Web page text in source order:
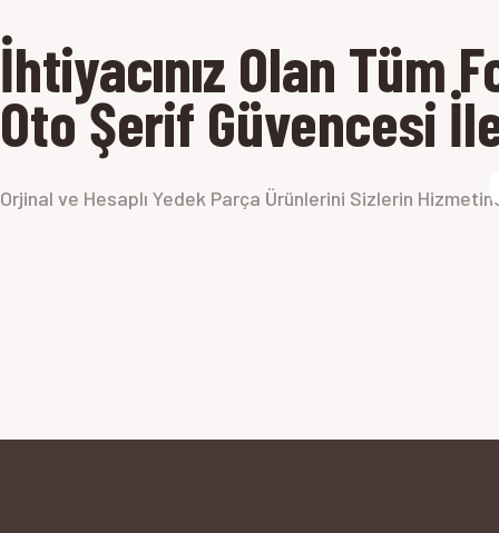
İhtiyacınız Olan Tüm
Oto Şerif Güvencesi
Orjinal ve Hesaplı Yedek Parça Ürünlerini Sizlerin